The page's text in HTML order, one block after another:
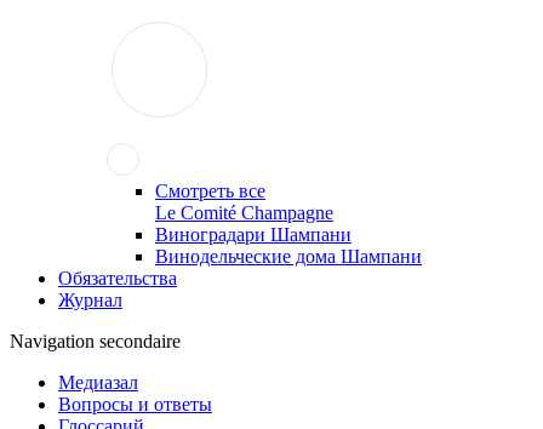
Смотреть все
Le Comité Champagne
Виноградари Шампани
Винодельческие дома Шампани
Обязательства
Журнал
Navigation secondaire
Медиазал
Вопросы и ответы